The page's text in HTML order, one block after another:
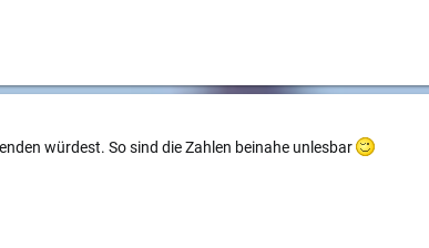
würdest. So sind die Zahlen beinahe unlesbar